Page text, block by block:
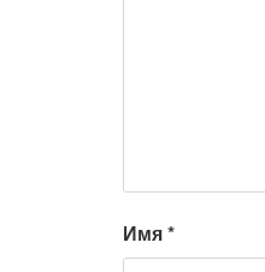
Имя*